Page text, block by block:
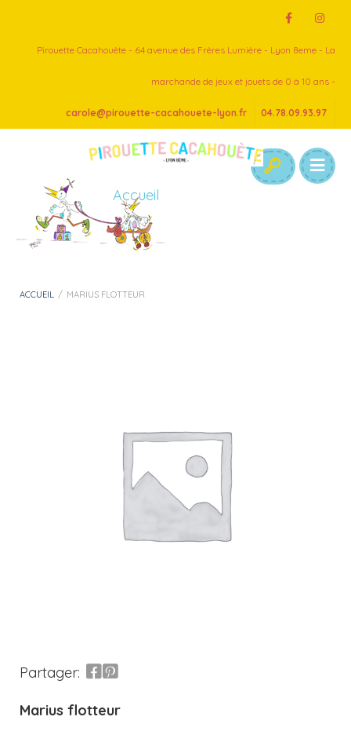
Pirouette Cacahouète - 64 avenue des Frères Lumière - Lyon 8eme - La
marchande de jeux et jouets de 0 à 10 ans -
carole@pirouette-cacahouete-lyon.fr 04.78.09.93.97
Accueil
ACCUEIL / MARIUS FLOTTEUR
Partager:
Marius flotteur